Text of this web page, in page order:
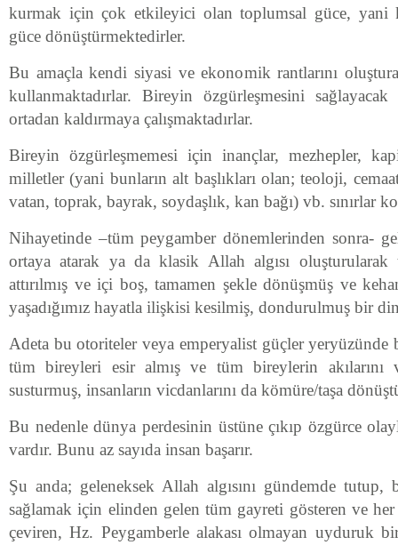
kurmak için çok etkileyici olan toplumsal güce, yani
güce dönüştürmektedirler.
Bu amaçla kendi siyasi ve ekonomik rantlarını
kullanmaktadırlar. Bireyin özgürleşmesini
ortadan kaldırmaya çalışmaktadırlar.
Bireyin özgürleşmemesi için inançlar, mezhepler,
milletler (yani bunların alt başlıkları olan; teoloji,
vatan, toprak, bayrak, soydaşlık, kan bağı) vb. sınırlar
Nihayetinde –tüm peygamber dönemlerinden sonra-
ortaya atarak ya da klasik Allah algısı
attırılmış ve içi boş, tamamen şekle dönüşmüş ve
yaşadığımız hayatla ilişkisi kesilmiş, dondurulmuş bir
Adeta bu otoriteler veya emperyalist güçler yeryüzünde
tüm bireyleri esir almış ve tüm bireylerin
susturmuş, insanların vicdanlarını da kömüre/taşa
Bu nedenle dünya perdesinin üstüne çıkıp özgürce
vardır. Bunu az sayıda insan başarır.
Şu anda; geleneksek Allah algısını gündemde tutup,
sağlamak için elinden gelen tüm gayreti gösteren ve
çeviren, Hz. Peygamberle alakası olmayan uyduruk